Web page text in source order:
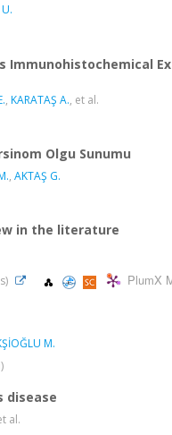
Immunohistochemical
, KARATAŞ A., et al.
Olgu Sunumu
, AKTAŞ G.
in the literature
PlumX
M.
disease
al.